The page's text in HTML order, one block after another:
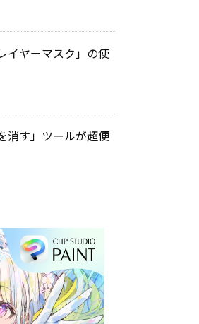
イヤーマスク」の使
消す」ツールが超便